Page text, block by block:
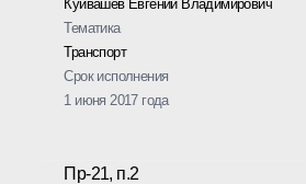
Куйвашев Евгений Владимирович
Тематика
Транспорт
Срок исполнения
1 июня 2017 года
Пр-21, п.2